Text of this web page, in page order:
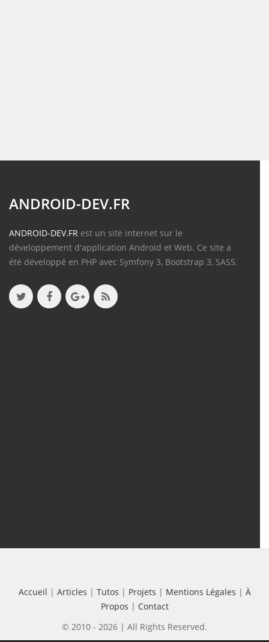
ANDROID-DEV.FR
ANDROID-DEV.FR est un site internet sur le
développement d'application Android et Web. Ce site a
été développé en PHP avec Symfony 3, Bootstrap 3, SASS.
Accueil | Articles | Tutos | Projets | Mentions Légales | À
Propos | Contact
© 2010 - 2026 | All Rights Reserved.